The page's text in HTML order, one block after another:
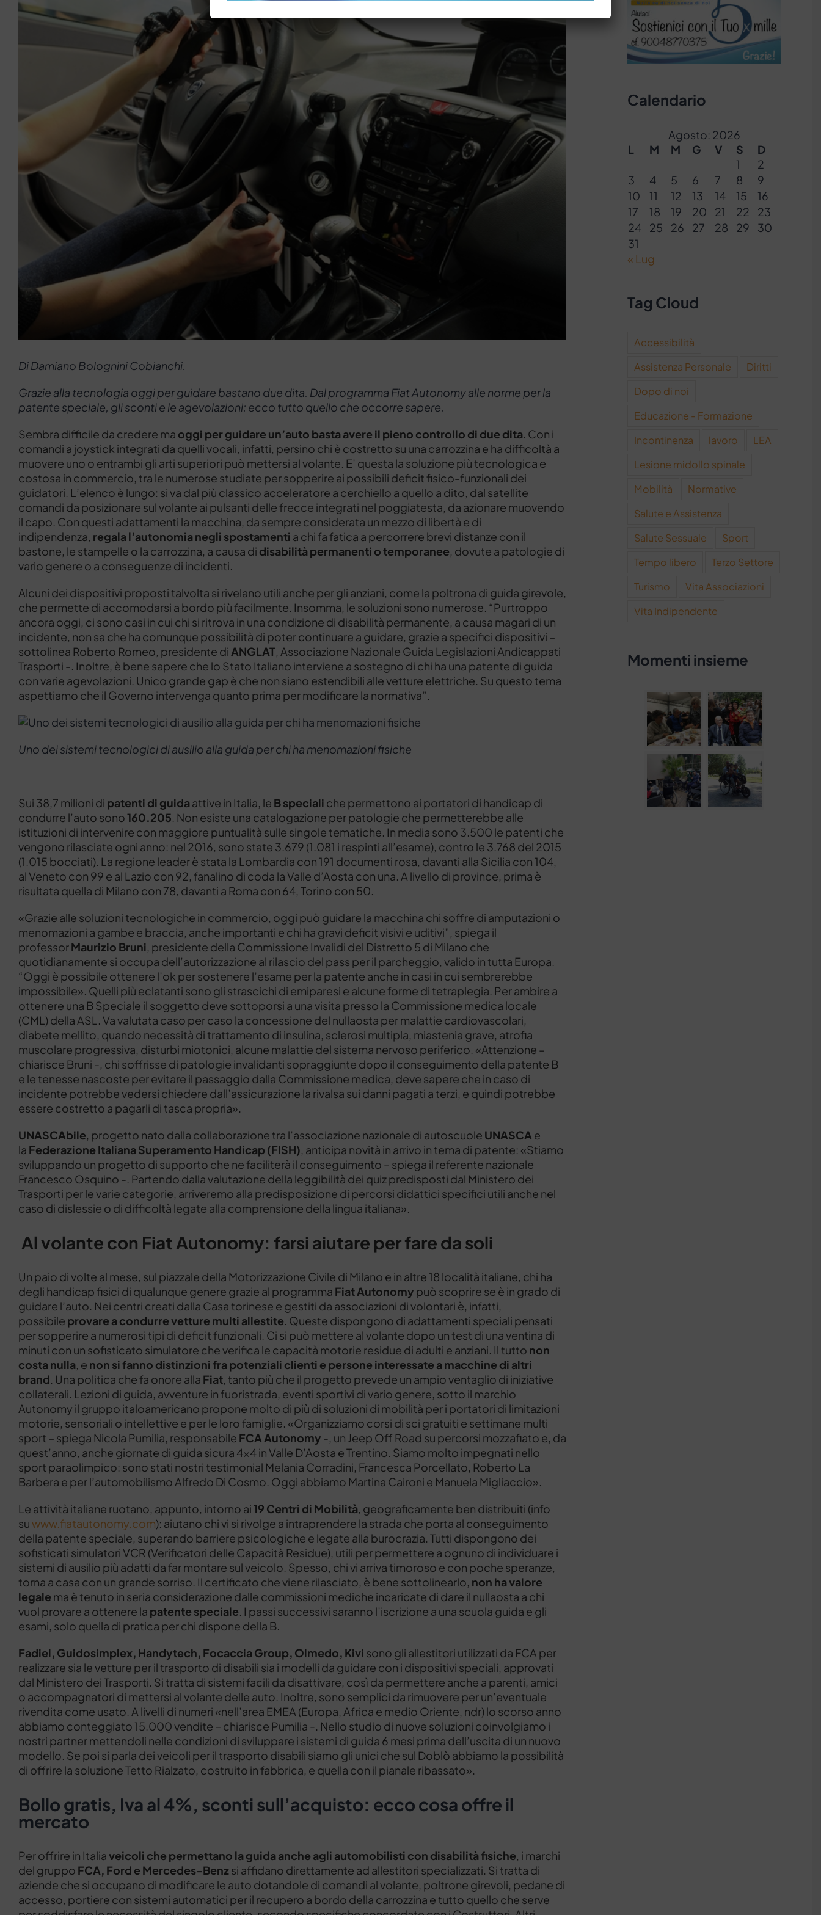
Di Damiano Bolognini Cobianchi.
Grazie alla tecnologia oggi per guidare bastano due dita. Dal programma Fiat Autonomy alle norme per la
patente speciale, gli sconti e le agevolazioni: ecco tutto quello che occorre sapere.
Sembra difficile da credere ma oggi per guidare un’auto basta avere il pieno controllo di due dita. Con i
comandi a joystick integrati da quelli vocali, infatti, persino chi è costretto su una carrozzina e ha difficoltà a
muovere uno o entrambi gli arti superiori può mettersi al volante. E’ questa la soluzione più tecnologica e
costosa in commercio, tra le numerose studiate per sopperire ai possibili deficit fisico-funzionali dei
guidatori. L’elenco è lungo: si va dal più classico acceleratore a cerchiello a quello a dito, dal satellite
comandi da posizionare sul volante ai pulsanti delle frecce integrati nel poggiatesta, da azionare muovendo
il capo. Con questi adattamenti la macchina, da sempre considerata un mezzo di libertà e di
indipendenza, regala l’autonomia negli spostamenti a chi fa fatica a percorrere brevi distanze con il
bastone, le stampelle o la carrozzina, a causa di disabilità permanenti o temporanee, dovute a patologie di
vario genere o a conseguenze di incidenti.
Alcuni dei dispositivi proposti talvolta si rivelano utili anche per gli anziani, come la poltrona di guida girevole,
che permette di accomodarsi a bordo più facilmente. Insomma, le soluzioni sono numerose. “Purtroppo
ancora oggi, ci sono casi in cui chi si ritrova in una condizione di disabilità permanente, a causa magari di un
incidente, non sa che ha comunque possibilità di poter continuare a guidare, grazie a specifici dispositivi –
sottolinea Roberto Romeo, presidente di ANGLAT, Associazione Nazionale Guida Legislazioni Andicappati
Trasporti -. Inoltre, è bene sapere che lo Stato Italiano interviene a sostegno di chi ha una patente di guida
con varie agevolazioni. Unico grande gap è che non siano estendibili alle vetture elettriche. Su questo tema
aspettiamo che il Governo intervenga quanto prima per modificare la normativa”.
Uno dei sistemi tecnologici di ausilio alla guida per chi ha menomazioni fisiche
Sui 38,7 milioni di patenti di guida attive in Italia, le B speciali che permettono ai portatori di handicap di
condurre l’auto sono160.205. Non esiste una catalogazione per patologie che permetterebbe alle
istituzioni di intervenire con maggiore puntualità sulle singole tematiche. In media sono 3.500 le patenti che
vengono rilasciate ogni anno: nel 2016, sono state 3.679 (1.081 i respinti all’esame), contro le 3.768 del 2015
(1.015 bocciati). La regione leader è stata la Lombardia con 191 documenti rosa, davanti alla Sicilia con 104,
al Veneto con 99 e al Lazio con 92, fanalino di coda la Valle d’Aosta con una. A livello di province, prima è
risultata quella di Milano con 78, davanti a Roma con 64, Torino con 50.
«Grazie alle soluzioni tecnologiche in commercio, oggi può guidare la macchina chi soffre di amputazioni o
menomazioni a gambe e braccia, anche importanti e chi ha gravi deficit visivi e uditivi”, spiega il
professorMaurizio Bruni, presidente della Commissione Invalidi del Distretto 5 di Milano che
quotidianamente si occupa dell’autorizzazione al rilascio del pass per il parcheggio, valido in tutta Europa.
“Oggi è possibile ottenere l’ok per sostenere l’esame per la patente anche in casi in cui sembrerebbe
impossibile». Quelli più eclatanti sono gli strascichi di emiparesi e alcune forme di tetraplegia. Per ambire a
ottenere una B Speciale il soggetto deve sottoporsi a una visita presso la Commissione medica locale
(CML) della ASL. Va valutata caso per caso la concessione del nullaosta per malattie cardiovascolari,
diabete mellito, quando necessità di trattamento di insulina, sclerosi multipla, miastenia grave, atrofia
muscolare progressiva, disturbi miotonici, alcune malattie del sistema nervoso periferico. «Attenzione –
chiarisce Bruni -, chi soffrisse di patologie invalidanti sopraggiunte dopo il conseguimento della patente B
e le tenesse nascoste per evitare il passaggio dalla Commissione medica, deve sapere che in caso di
incidente potrebbe vedersi chiedere dall’assicurazione la rivalsa sui danni pagati a terzi, e quindi potrebbe
essere costretto a pagarli di tasca propria».
UNASCAbile, progetto nato dalla collaborazione tra l’associazione nazionale di autoscuole UNASCA e
la Federazione Italiana Superamento Handicap (FISH), anticipa novità in arrivo in tema di patente: «Stiamo
sviluppando un progetto di supporto che ne faciliterà il conseguimento – spiega il referente nazionale
Francesco Osquino -. Partendo dalla valutazione della leggibilità dei quiz predisposti dal Ministero dei
Trasporti per le varie categorie, arriveremo alla predisposizione di percorsi didattici specifici utili anche nel
caso di dislessie o di difficoltà legate alla comprensione della lingua italiana».
Al volante con Fiat Autonomy: farsi aiutare per fare da soli
Un paio di volte al mese, sul piazzale della Motorizzazione Civile di Milano e in altre 18 località italiane, chi ha
degli handicap fisici di qualunque genere grazie al programma Fiat Autonomy può scoprire se è in grado di
guidare l’auto. Nei centri creati dalla Casa torinese e gestiti da associazioni di volontari è, infatti,
possibile provare a condurre vetture multi allestite. Queste dispongono di adattamenti speciali pensati
per sopperire a numerosi tipi di deficit funzionali. Ci si può mettere al volante dopo un test di una ventina di
minuti con un sofisticato simulatore che verifica le capacità motorie residue di adulti e anziani. Il tutto non
costa nulla, e non si fanno distinzioni fra potenziali clienti e persone interessate a macchine di altri
brand. Una politica che fa onore alla Fiat, tanto più che il progetto prevede un ampio ventaglio di iniziative
collaterali. Lezioni di guida, avventure in fuoristrada, eventi sportivi di vario genere, sotto il marchio
Autonomy il gruppo italoamericano propone molto di più di soluzioni di mobilità per i portatori di limitazioni
motorie, sensoriali o intellettive e per le loro famiglie. «Organizziamo corsi di sci gratuiti e settimane multi
sport – spiega Nicola Pumilia, responsabile FCA Autonomy -, un Jeep Off Road su percorsi mozzafiato e, da
quest’anno, anche giornate di guida sicura 4×4 in Valle D’Aosta e Trentino. Siamo molto impegnati nello
sport paraolimpico: sono stati nostri testimonial Melania Corradini, Francesca Porcellato, Roberto La
Barbera e per l’automobilismo Alfredo Di Cosmo. Oggi abbiamo Martina Caironi e Manuela Migliaccio».
Le attività italiane ruotano, appunto, intorno ai19 Centri di Mobilità, geograficamente ben distribuiti (info
suwww.fiatautonomy.com): aiutano chi vi si rivolge a intraprendere la strada che porta al conseguimento
della patente speciale, superando barriere psicologiche e legate alla burocrazia. Tutti dispongono dei
sofisticati simulatori VCR (Verificatori delle Capacità Residue), utili per permettere a ognuno di individuare i
sistemi di ausilio più adatti da far montare sul veicolo. Spesso, chi vi arriva timoroso e con poche speranze,
torna a casa con un grande sorriso. Il certificato che viene rilasciato, è bene sottolinearlo, non ha valore
legale ma è tenuto in seria considerazione dalle commissioni mediche incaricate di dare il nullaosta a chi
vuol provare a ottenere la patente speciale. I passi successivi saranno l’iscrizione a una scuola guida e gli
esami, solo quella di pratica per chi dispone della B.
Fadiel, Guidosimplex, Handytech, Focaccia Group, Olmedo, Kivi sono gli allestitori utilizzati da FCA per
realizzare sia le vetture per il trasporto di disabili sia i modelli da guidare con i dispositivi speciali, approvati
dal Ministero dei Trasporti. Si tratta di sistemi facili da disattivare, così da permettere anche a parenti, amici
o accompagnatori di mettersi al volante delle auto. Inoltre, sono semplici da rimuovere per un’eventuale
rivendita come usato. A livelli di numeri «nell’area EMEA (Europa, Africa e medio Oriente, ndr) lo scorso anno
abbiamo conteggiato 15.000 vendite – chiarisce Pumilia -. Nello studio di nuove soluzioni coinvolgiamo i
nostri partner mettendoli nelle condizioni di sviluppare i sistemi di guida 6 mesi prima dell’uscita di un nuovo
modello. Se poi si parla dei veicoli per il trasporto disabili siamo gli unici che sul Doblò abbiamo la possibilità
di offrire la soluzione Tetto Rialzato, costruito in fabbrica, e quella con il pianale ribassato».
Bollo gratis, Iva al 4%, sconti sull’acquisto: ecco cosa offre il
mercato
Per offrire in Italiaveicoli che permettano la guida anche agli automobilisti con disabilità fisiche, i marchi
del gruppo FCA, Ford e Mercedes-Benzsi affidano direttamente ad allestitori specializzati. Si tratta di
aziende che si occupano di modificare le auto dotandole di comandi al volante, poltrone girevoli, pedane di
accesso, portiere con sistemi automatici per il recupero a bordo della carrozzina e tutto quello che serve
Calendario
Agosto: 2026
L
M M G V S
D
1
2
3
4 5 6 7 8
9
10
11 12 13 14 15
16
17
18 19 20 21 22
23
24
25 26 27 28 29
30
31
« Lug
Tag Cloud
Accessibilità
Assistenza Personale
Diritti
Dopo di noi
Educazione - Formazione
Incontinenza
lavoro
LEA
Lesione midollo spinale
Mobilità
Normative
Salute e Assistenza
Salute Sessuale
Sport
Tempo libero
Terzo Settore
Turismo
Vita Associazioni
Vita Indipendente
Momenti insieme